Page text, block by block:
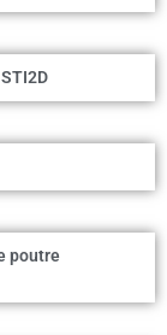
poutre